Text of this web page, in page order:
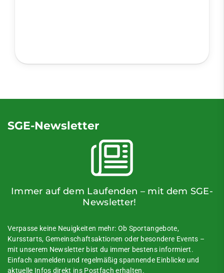
SGE-Newsletter
Immer auf dem Laufenden – mit dem SGE-
Newsletter!
Verpasse keine Neuigkeiten mehr: Ob Sportangebote,
Kursstarts, Gemeinschaftsaktionen oder besondere Events –
mit unserem Newsletter bist du immer bestens informiert.
Einfach anmelden und regelmäßig spannende Einblicke und
aktuelle Infos direkt ins Postfach erhalten.